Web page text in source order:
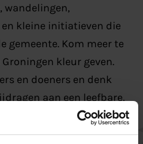
wandelingen,
kleine initiatieven die
gemeente. Kom meer te
kleur geven.
en doeners en denk
aan een leefbare,
gemeente. Want de
is van iedereen!